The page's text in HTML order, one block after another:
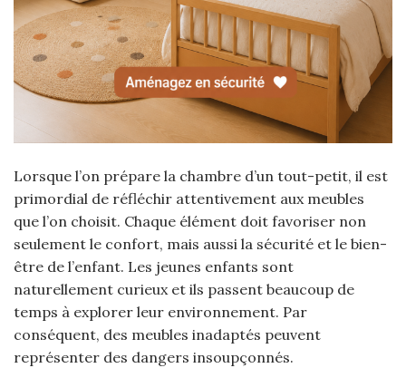
Lorsque l’on prépare la chambre d’un tout-petit, il est
primordial de réfléchir attentivement aux meubles
que l’on choisit. Chaque élément doit favoriser non
seulement le confort, mais aussi la sécurité et le bien-
être de l’enfant. Les jeunes enfants sont
naturellement curieux et ils passent beaucoup de
temps à explorer leur environnement. Par
conséquent, des meubles inadaptés peuvent
représenter des dangers insoupçonnés.